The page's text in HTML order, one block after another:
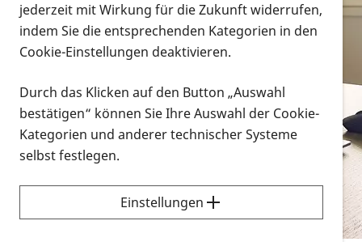
Infomaterial
Infomaterial
Vorlesen
Alle Infomaterialien in verschiedenen
Formaten an einem Ort
Sie möchten wissen, wie Sie nach Infonmaterial
suchen und dieses bestellen bzw. herunterladen
können? Schauen Sie sich dieErklärvideos zum
jederzeit mit Wirkung für die Zukunft widerrufen,
indem Sie die entsprechenden Kategorien in den
Cookie-Einstellungen deaktivieren.
Durch das Klicken auf den Button „Auswahl
bestätigen“ können Sie Ihre Auswahl der Cookie-
Kategorien und anderer technischer Systeme
selbst festlegen.
Einstellungen